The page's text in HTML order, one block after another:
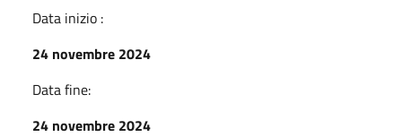
Data inizio :
24 novembre 2024
Data fine:
24 novembre 2024